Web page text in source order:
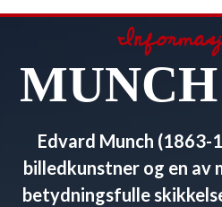
MUNCH
Edvard Munch (1863-
billedkunstner og en av
betydningsfulle